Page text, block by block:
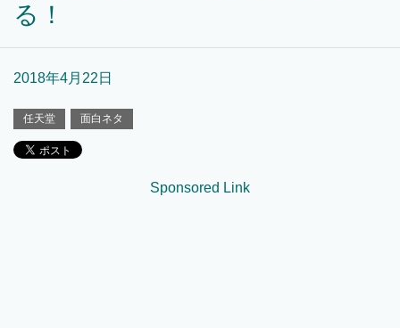
る！
2018年4月22日
任天堂 面白ネタ
Sponsored Link